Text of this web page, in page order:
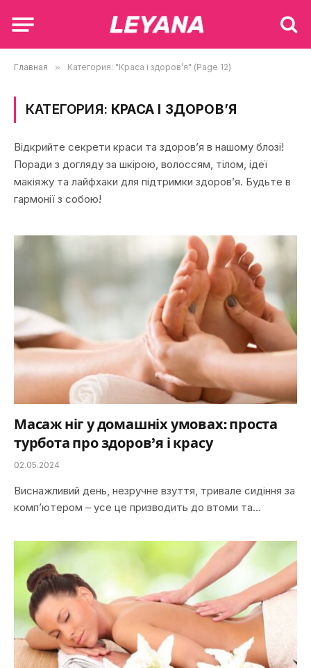
Главная » Категория: "Краса і здоров’я" (Page 12)
КАТЕГОРИЯ: КРАСА І ЗДОРОВ’Я
Відкрийте секрети краси та здоров’я в нашому блозі!
Поради з догляду за шкірою, волоссям, тілом, ідеї
макіяжу та лайфхаки для підтримки здоров’я. Будьте в
гармонії з собою!
Масаж ніг у домашніх умовах: проста
турбота про здоров’я і красу
02.05.2024
Виснажливий день, незручне взуття, тривале сидіння за
комп’ютером – усе це призводить до втоми та…